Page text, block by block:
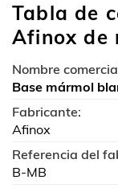
Tabla de
Afinox de
Nombre
Base mármol
Fabricante:
Afinox
Referencia del
B-MB